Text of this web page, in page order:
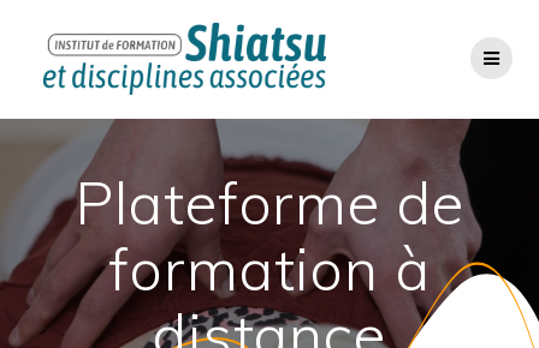
au
contenu
Plateforme de
formation à